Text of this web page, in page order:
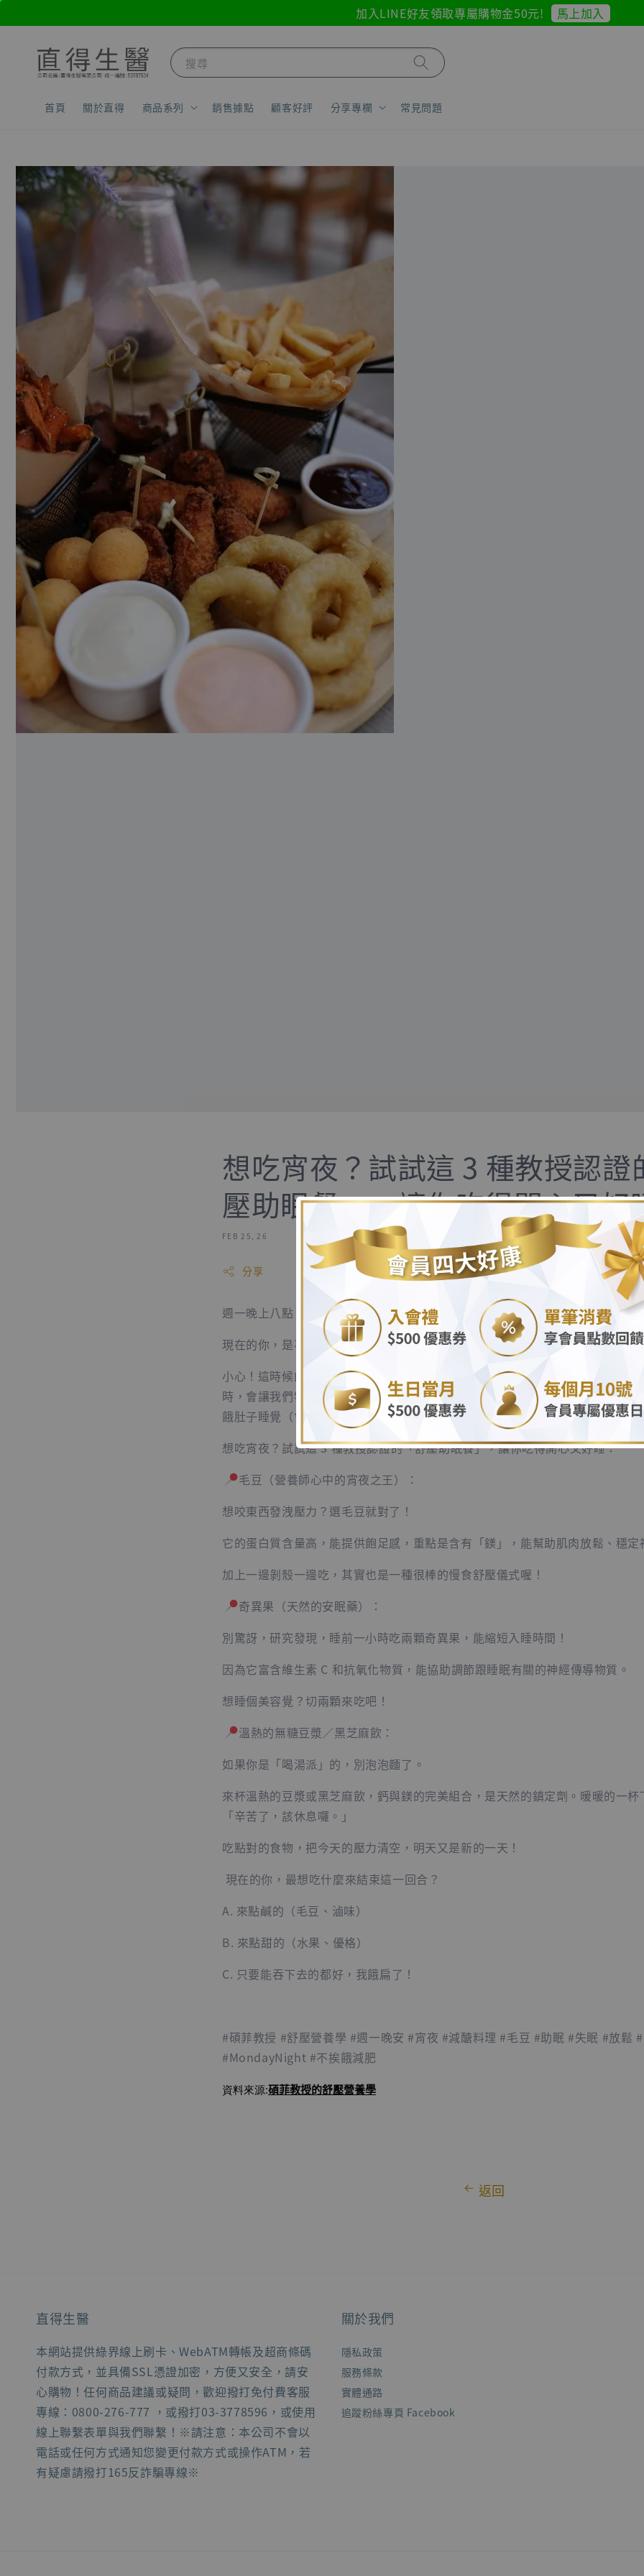
加入LINE好友領取專屬購物金50元! 馬上加入
.
搜尋
首頁 關於直得 商品系列 銷售據點 顧客好評 分享專欄 常見問題
想吃宵夜？試試這 3 種教授認證
壓助眠餐」，讓你吃得開心又好
FEB 25, 26
分享
週一晚上八點，恭喜你！終於撐過這週最難熬的一天了！
現在的你，是不是剛回到家，坐在沙發上覺得「好累喔～好想吃點東西犒賞自己
小心！這時候的飢餓感，很多時候是「大腦」在求救，而不是肚子餓。壓力荷爾
時，會讓我們特別渴望高油、高糖的食物（沒錯，就是鹹酥雞和珍奶）。但身為
餓肚子睡覺（會更焦慮），但也別讓「報復性進食」毀了你的身材。
想吃宵夜？試試這 3 種教授認證的「舒壓助眠餐」，讓你吃得開心又好睡：
毛豆（營養師心中的宵夜之王）：
想咬東西發洩壓力？選毛豆就對了！
它的蛋白質含量高，能提供飽足感，重點是含有「鎂」，能幫助肌肉放鬆、穩定
加上一邊剝殼一邊吃，其實也是一種很棒的慢食舒壓儀式喔！
奇異果（天然的安眠藥）：
別驚訝，研究發現，睡前一小時吃兩顆奇異果，能縮短入睡時間！
因為它富含維生素 C 和抗氧化物質，能協助調節跟睡眠有關的神經傳導物質。
想睡個美容覺？切兩顆來吃吧！
溫熱的無糖豆漿／黑芝麻飲：
如果你是「喝湯派」的，別泡泡麵了。
來杯溫熱的豆漿或黑芝麻飲，鈣與鎂的完美組合，是天然的鎮定劑。暖暖的一杯
「辛苦了，該休息囉。」
吃點對的食物，把今天的壓力清空，明天又是新的一天！
現在的你，最想吃什麼來結束這一回合？
A. 來點鹹的（毛豆、滷味）
B. 來點甜的（水果、優格）
C. 只要能吞下去的都好，我餓扁了！
#碩菲教授 #舒壓營養學 #週一晚安 #宵夜 #減醣料理 #毛豆 #助眠 #失眠 #放鬆
#MondayNight #不挨餓減肥
資料來源:碩菲教授的舒壓營養學
返回
直得生醫
本網站提供綠界線上刷卡、WebATM轉帳及超商條碼
付款方式，並具備SSL憑證加密，方便又安全，請安
心購物！任何商品建議或疑問，歡迎撥打免付費客服
專線：0800-276-777 ，或撥打03-3778596，或使用
線上聯繫表單與我們聯繫！※請注意：本公司不會以
電話或任何方式通知您變更付款方式或操作ATM，若
有疑慮請撥打165反詐騙專線※
關於我們
隱私政策
服務條款
實體通路
追蹤粉絲專頁 Facebook